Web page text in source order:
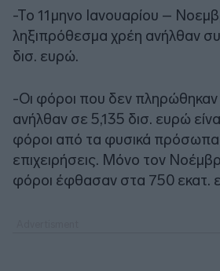
-Το 11μηνο Ιανουαρίου –
ληξιπρόθεσμα χρέη ανήλθαν
δισ. ευρώ.
-Οι φόροι που δεν πληρώθηκαν
ανήλθαν σε 5,135 δισ. ευρώ
φόροι από τα φυσικά πρόσωπα
επιχειρήσεις. Μόνο τον
φόροι έφθασαν στα 750 εκατ.